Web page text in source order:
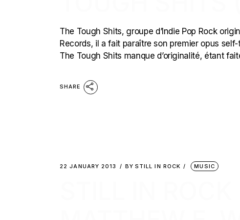
The Tough Shits, groupe d’Indie Pop Rock
Records, il a fait paraître son premier opus
The Tough Shits manque d’originalité, étant
SHARE
22 JANUARY 2013 BY STILL IN ROCK MUSIC